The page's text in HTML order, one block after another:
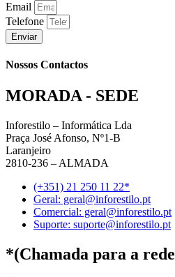
Email
Telefone
Enviar
Nossos Contactos
MORADA - SEDE
Inforestilo – Informática Lda
Praça José Afonso, Nº1-B
Laranjeiro
2810-236 – ALMADA
(+351) 21 250 11 22*
Geral: geral@inforestilo.pt
Comercial: geral@inforestilo.pt
Suporte: suporte@inforestilo.pt
*(Chamada para a